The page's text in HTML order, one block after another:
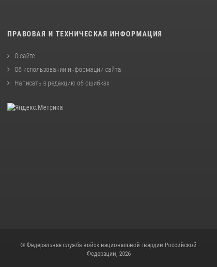
ПРАВОВАЯ И ТЕХНИЧЕСКАЯ ИНФОРМАЦИЯ
О сайте
Об использовании информации сайта
Написать в редакцию об ошибках
© Федеральная служба войск национальной гвардии Российской
Федерации, 2026